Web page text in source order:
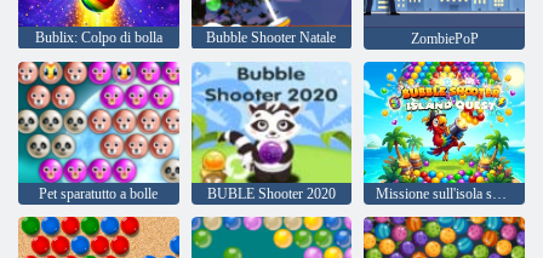
Bublix: Colpo di bolla Bubble Shooter Natale ZombiePoP
Pet sparatutto a bolle BUBLE Shooter 2020 Missione sull'isola sparabolle